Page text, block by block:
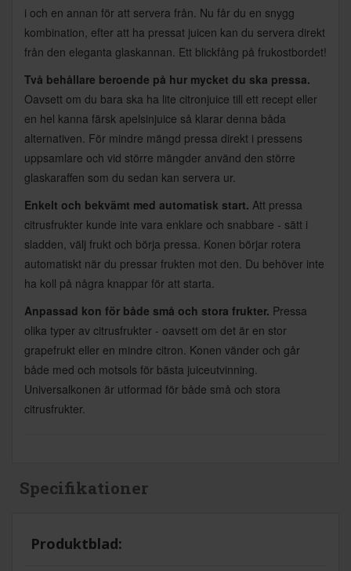
i och en annan för att servera från. Nu får du en snygg
kombination, efter att ha pressat juicen kan du servera direkt
från den eleganta glaskannan. Ett blickfång på frukostbordet!
Två behållare beroende på hur mycket du ska pressa.
Oavsett om du bara ska ha lite citronjuice till ett recept eller
en hel kanna färsk apelsinjuice så klarar denna båda
alternativen. För mindre mängd pressa direkt i pressens
uppsamlare och vid större mängder använd den större
glaskaraffen som du sedan kan servera ur.
Enkelt och bekvämt med automatisk start. Att pressa
citrusfrukter kunde inte vara enklare och snabbare - sätt i
sladden, välj frukt och börja pressa. Konen börjar rotera
automatiskt när du pressar frukten mot den. Du behöver inte
ha koll på några knappar för att starta.
Anpassad kon för både små och stora frukter. Pressa
olika typer av citrusfrukter - oavsett om det är en stor
grapefrukt eller en mindre citron. Konen vänder och går
både med och motsols för bästa juiceutvinning.
Universalkonen är utformad för både små och stora
citrusfrukter.
Specifikationer
Produktblad: